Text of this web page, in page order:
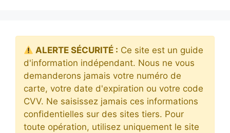
ALERTE SÉCURITÉ : Ce site est un guide
d'information indépendant. Nous ne vous
demanderons jamais votre numéro de
carte, votre date d'expiration ou votre code
CVV. Ne saisissez jamais ces informations
confidentielles sur des sites tiers. Pour
toute opération, utilisez uniquement le site